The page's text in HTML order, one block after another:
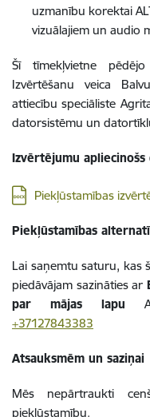
uzmanību korektai
vizuālajiem un audio
Šī tīmekļvietne
Izvērtēšanu veica
attiecību speciāliste
datorsistēmu un
Izvērtējumu apliecinošs
Lejupielādēt:
Piekļūstamības
Piekļūstamības
Lai saņemtu saturu, kas
piedāvājam sazināties ar
par mājas lapu
+37127843383
Atsauksmēm un saziņai
Mēs nepārtraukti
piekļūstamību.